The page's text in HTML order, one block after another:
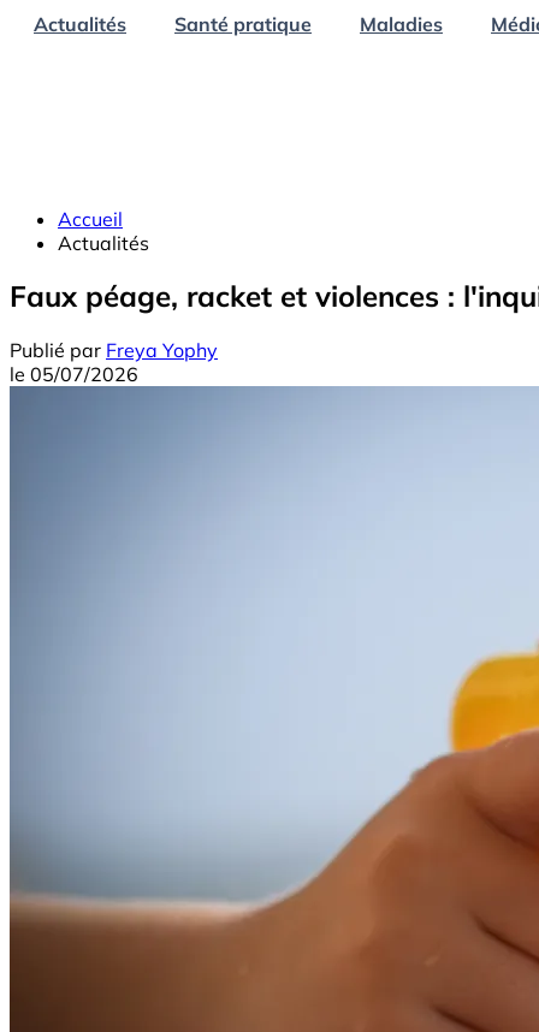
Actualités
Santé pratique Maladies
Accueil
Actualités
Faux péage, racket et violences :
Publié par Freya Yophy
le 05/07/2026